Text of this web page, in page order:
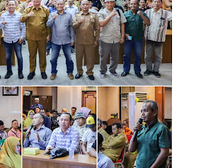
Pecahkan Rekor MURI, KWGe Angkat Kuliner
dan Kemenag Salurkan 22.456 Bingkisan Lebaran
Daerah di Jawa Timur
Resmikan Kantor Desa Sidoraharjo: Simbol